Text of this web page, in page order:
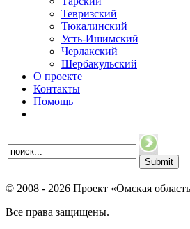
Тевризский
Тюкалинский
Усть-Ишимский
Черлакский
Шербакульский
О проекте
Контакты
Помощь
© 2008 - 2026 Проект «Омская
Все права защищены.